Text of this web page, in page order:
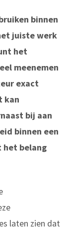
binnen
juiste werk
het
meenemen
exact
kan
bij aan
binnen een
het belang
laten zien dat